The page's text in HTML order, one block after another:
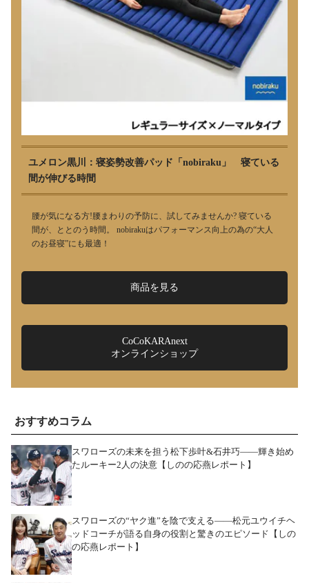
ユメロン黒川：寝姿勢改善パッド「nobiraku」 寝ている
間が伸びる時間
腰が気になる方!腰まわりの予防に、試してみませんか? 寝ている
間が、ととのう時間。 nobirakuはパフォーマンス向上の為の“大人
のお昼寝”にも最適！
商品を見る
CoCoKARAnext
オンラインショップ
おすすめコラム
スワローズの未来を担う松下歩叶&石井巧――輝き始め
たルーキー2人の決意【しのの応燕レポート】
スワローズの“ヤク進”を陰で支える――松元ユウイチヘ
ッドコーチが語る自身の役割と驚きのエピソード【しの
の応燕レポート】